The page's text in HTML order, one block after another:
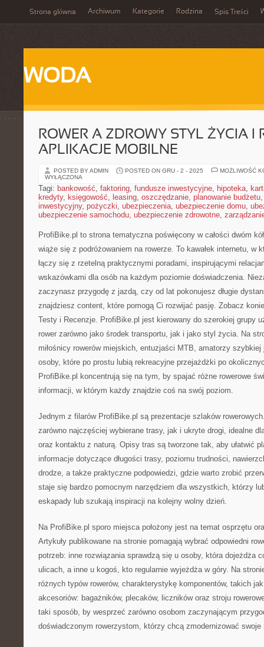
Strona główna Archiwum Kategorie Rodzina Spis Treści
WODA
ROWER A ZDROWY STYL ŻYCIA I
APLIKACJE MOBILNE
POSTED BY ADMIN POSTED ON GRU - 2 - 2025
MOŻLIWOŚĆ
WYŁĄCZONA
Tagi: bankowość, faktoring, fundusze inwestycyjne, hipoteka,
kredyty, księgowość, leasing, oszczędzanie, planowanie budżetu
inwestycyjny, pożyczki, ubezpieczenia, ubezpieczenie domu,
ubezpieczenie samochodu, ubezpieczenie zdrowotne,
ProfiBike.pl to strona tematyczna poświęcony w całości dwóm
wiąże się z podróżowaniem na rowerze. To kawałek internetu, w
łączy się z rzetelną praktycznymi poradami, inspirującymi
wskazówkami dla osób na każdym poziomie doświadczenia.
zaczynasz przygodę z jazdą, czy od lat pokonujesz długie
znajdziesz content, które pomogą Ci rozwijać pasję. Zobacz
Testy i Recenzje. ProfiBike.pl jest kierowany do szerokiej grupy
rower zarówno jako środek transportu, jak i jako styl życia. Na
miłośnicy rowerów miejskich, entuzjaści MTB, amatorzy
osoby, które po prostu lubią rekreacyjne przejażdżki po
ProfiBike.pl koncentrują się na tym, by spajać różne rowerowe
informacji, w którym każdy znajdzie coś na swój poziom.
Jednym z filarów ProfiBike.pl są prezentacje szlaków
zarówno najczęściej wybierane trasy, jak i ukryte drogi, idealne
oraz kontaktu z naturą. Opisy tras są tworzone tak, aby ułatwić
informacje dotyczące długości trasy, poziomu trudności,
drodze, a także praktyczne podpowiedzi, gdzie warto zrobić
staje się bardzo pomocnym narzędziem dla wszystkich, którzy
eskapady lub szukają inspiracji na kolejny wolny dzień.
Na ProfiBike.pl sporo miejsca położony jest na temat osprzętu
Artykuły publikowane na stronie pomagają wybrać odpowiedni
potrzeb: inne rozwiązania sprawdzą się u osoby, która dojeżdża
ulicach, a inne u kogoś, kto regularnie wyjeżdża w góry. Na
różnych typów rowerów, charakterystykę komponentów, takich
akcesoriów: bagażników, plecaków, liczników oraz stroju
taki sposób, by wesprzeć zarówno osobom zaczynającym
doświadczonym rowerzystom, którzy chcą zmodernizować swoje